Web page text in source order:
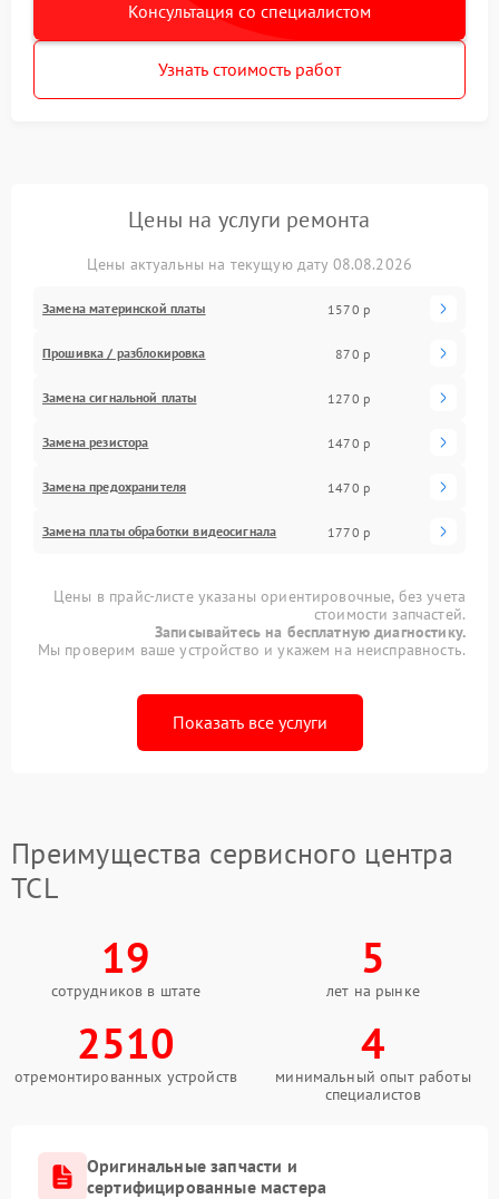
Консультация со специалистом
Узнать стоимость работ
Цены на услуги ремонта
Цены актуальны на текущую дату 08.08.2026
Замена материнской платы 1570 р
Прошивка / разблокировка 870 р
Замена сигнальной платы 1270 р
Замена резистора 1470 р
Замена предохранителя 1470 р
Замена платы обработки видеосигнала 1770 р
Цены в прайс-листе указаны ориентировочные, без учета
стоимости запчастей.
Записывайтесь на бесплатную диагностику.
Мы проверим ваше устройство и укажем на неисправность.
Показать все услуги
Преимущества сервисного центра
TCL
19
сотрудников в штате
5
лет на рынке
2510
отремонтированных устройств
4
минимальный опыт работы
специалистов
Оригинальные запчасти и
сертифицированные мастера